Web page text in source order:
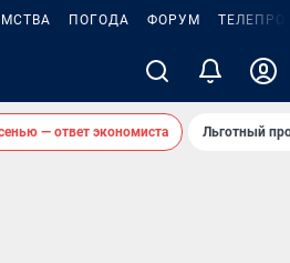
ПОГОДА ФОРУМ
— ответ экономиста Льготный